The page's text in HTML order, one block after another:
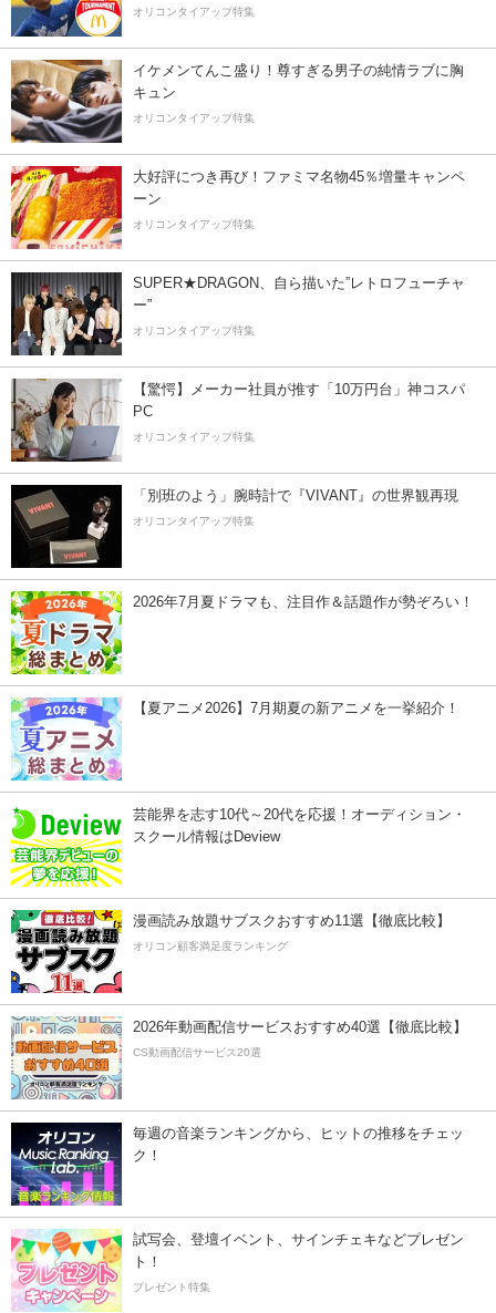
オリコンタイアップ特集
イケメンてんこ盛り！尊すぎる男子の純情ラブに胸
キュン
オリコンタイアップ特集
大好評につき再び！ファミマ名物45％増量キャンペ
ーン
オリコンタイアップ特集
SUPER★DRAGON、自ら描いた”レトロフューチャ
ー”
オリコンタイアップ特集
【驚愕】メーカー社員が推す「10万円台」神コスパ
PC
オリコンタイアップ特集
「別班のよう」腕時計で『VIVANT』の世界観再現
オリコンタイアップ特集
2026年7月夏ドラマも、注目作＆話題作が勢ぞろい！
【夏アニメ2026】7月期夏の新アニメを一挙紹介！
芸能界を志す10代～20代を応援！オーディション・
スクール情報はDeview
漫画読み放題サブスクおすすめ11選【徹底比較】
オリコン顧客満足度ランキング
2026年動画配信サービスおすすめ40選【徹底比較】
CS動画配信サービス20選
毎週の音楽ランキングから、ヒットの推移をチェッ
ク！
試写会、登壇イベント、サインチェキなどプレゼン
ト！
プレゼント特集